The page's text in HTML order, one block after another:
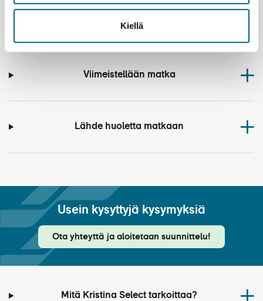
Kiellä
Saat ehdotuksemme
Viimeistellään matka
Lähde huoletta matkaan
Usein kysyttyjä kysymyksiä
Ota yhteyttä ja aloitetaan suunnittelu!
Mitä Kristina Select tarkoittaa?